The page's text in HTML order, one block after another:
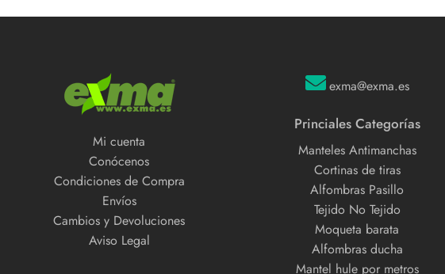
Mi cuenta
Conócenos
Condiciones de Compra
Envíos
Cambios y Devoluciones
Aviso Legal
exma@exma.es
Princiales Categorías
Manteles Antimanchas
Cortinas de tiras
Alfombras Pasillo
Tejido No Tejido
Moqueta barata
Alfombras ducha
Mantel hule por metros